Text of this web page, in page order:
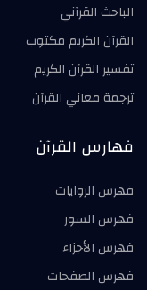
الباحث القرآني
القرآن الكريم مكتوب
تفسير القرآن الكريم
ترجمة معاني القرآن
فهارس القرآن
فهرس الروايات
فهرس السور
فهرس الأجزاء
فهرس الصفحات